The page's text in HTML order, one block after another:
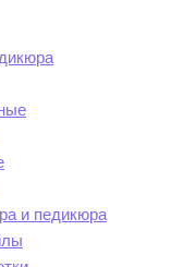
и педикюра